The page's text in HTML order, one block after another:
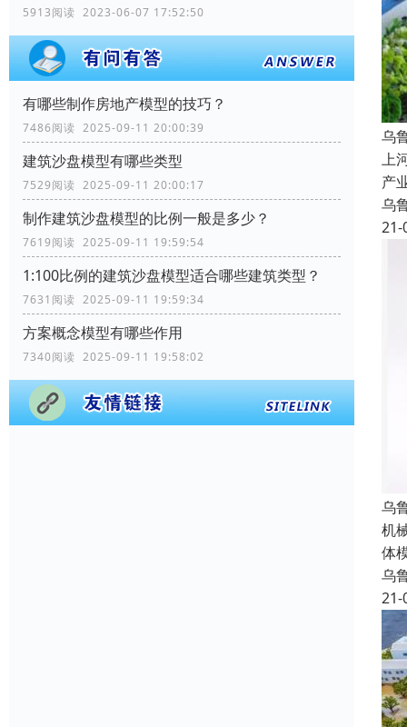
5913阅读 2023-06-07 17:52:50
有哪些制作房地产模型的技巧？
7486阅读 2025-09-11 20:00:39
建筑沙盘模型有哪些类型
7529阅读 2025-09-11 20:00:17
制作建筑沙盘模型的比例一般是多少？
7619阅读 2025-09-11 19:59:54
1:100比例的建筑沙盘模型适合哪些建筑类型？
7631阅读 2025-09-11 19:59:34
方案概念模型有哪些作用
7340阅读 2025-09-11 19:58:02
乌
上
产
乌
21-
乌
机
体
乌
21-